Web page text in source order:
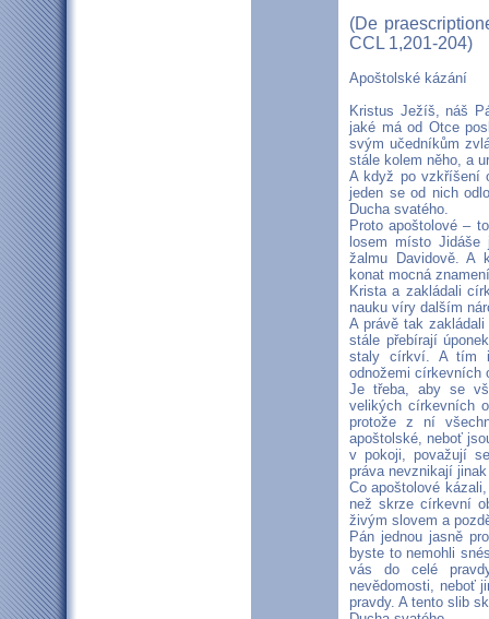
(De
CCL 1,201-204)
Apoštolské kázání
Kristus Ježíš, náš
jaké má od Otce
svým učedníkům
stále kolem něho, a
A když po vzkříšení
jeden se od nich
Ducha svatého.
Proto apoštolové –
losem místo Jidáše
žalmu Davidově. A
konat mocná
Krista a zakládali
nauku víry dalším
A právě tak
stále přebírají
staly církví. A tím i
odnožemi církevních
Je třeba, aby se
velikých církevních
protože z ní
apoštolské, neboť
v pokoji, považují
práva nevznikají
Co apoštolové
než skrze církevní
živým slovem a
Pán jednou jasně
byste to nemohli
vás do celé
nevědomosti, neboť
pravdy. A tento slib